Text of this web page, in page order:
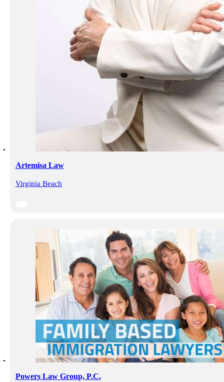
Artemisa Law
Virginia Beach
Powers Law Group, P.C.